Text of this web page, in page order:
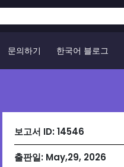
문의하기 한국어 블로그
보고서 ID:14546
출판일: May,29, 2026